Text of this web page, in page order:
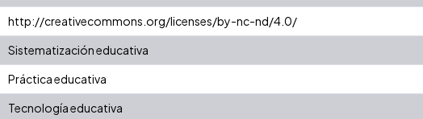
http://creativecommons.org/licenses/by-nc-nd/4.0/
Sistematización educativa
Práctica educativa
Tecnología educativa